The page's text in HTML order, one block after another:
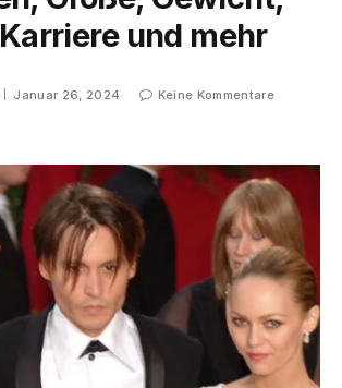
und mehr
Januar 26, 2024
Keine Kommentare